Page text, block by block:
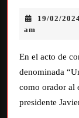
19/02/
am
En el acto de
denominada
como orador al
presidente